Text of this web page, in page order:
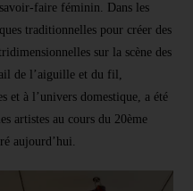
faire féminin. Dans les
traditionnelles pour créer des
sur la scène des
de l’aiguille et du fil,
et à l’univers domestique, a été
artistes au cours du 20ème
aujourd’hui.